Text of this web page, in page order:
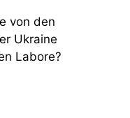
von den
Ukraine
Labore?